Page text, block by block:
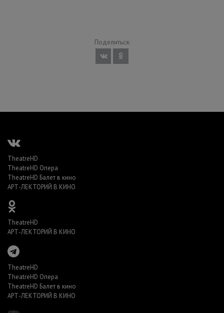
Поделиться:
TheatreHD
TheatreHD Опера
TheatreHD Балет в кино
АРТ-ЛЕКТОРИЙ В КИНО
TheatreHD
АРТ-ЛЕКТОРИЙ В КИНО
TheatreHD
TheatreHD Опера
TheatreHD Балет в кино
АРТ-ЛЕКТОРИЙ В КИНО